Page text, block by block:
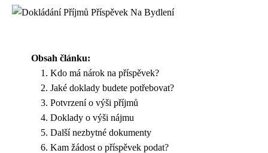
Obsah článku:
Kdo má nárok na příspěvek?
Jaké doklady budete potřebovat?
Potvrzení o výši příjmů
Doklady o výši nájmu
Další nezbytné dokumenty
Kam žádost o příspěvek podat?